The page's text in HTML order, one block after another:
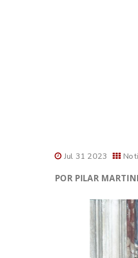
Jul 31 2023
POR PILAR